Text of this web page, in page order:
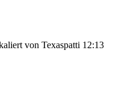
12:13